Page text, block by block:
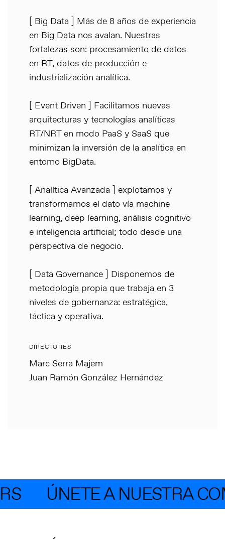
[ Big Data ] Más de 8 años de experiencia
en Big Data nos avalan. Nuestras
fortalezas son: procesamiento de datos
en RT, datos de producción e
industrialización analítica.
[ Event Driven ] Facilitamos nuevas
arquitecturas y tecnologías analíticas
RT/NRT en modo PaaS y SaaS que
minimizan la inversión de la analítica en
entorno BigData.
[ Analítica Avanzada ] explotamos y
transformamos el dato vía machine
learning, deep learning, análisis cognitivo
e inteligencia artificial; todo desde una
perspectiva de negocio.
[ Data Governance ] Disponemos de
metodología propia que trabaja en 3
niveles de gobernanza: estratégica,
táctica y operativa.
DIRECTORES
Marc Serra Majem
Juan Ramón González Hernández
ÚNETE A NUESTRA